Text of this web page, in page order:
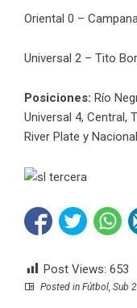
Oriental 0 –
Universal 2 – Tito
Posiciones: Río
Universal 4, Central,
River Plate y Nacional
Post Views: 653
Posted in Fútbol Sub